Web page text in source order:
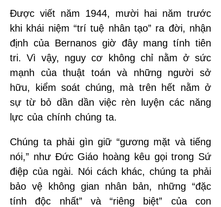
Được viết năm 1944, mười hai năm trước
khi khái niệm “trí tuệ nhân tạo” ra đời, nhận
định của Bernanos giờ đây mang tính tiên
tri. Vì vậy, nguy cơ không chỉ nằm ở sức
mạnh của thuật toán và những người sở
hữu, kiểm soát chúng, mà trên hết nằm ở
sự từ bỏ dần dần việc rèn luyện các năng
lực của chính chúng ta.
Chúng ta phải gìn giữ “gương mặt và tiếng
nói,” như Đức Giáo hoàng kêu gọi trong Sứ
điệp của ngài. Nói cách khác, chúng ta phải
bảo vệ không gian nhân bản, những “đặc
tính độc nhất” và “riêng biệt” của con